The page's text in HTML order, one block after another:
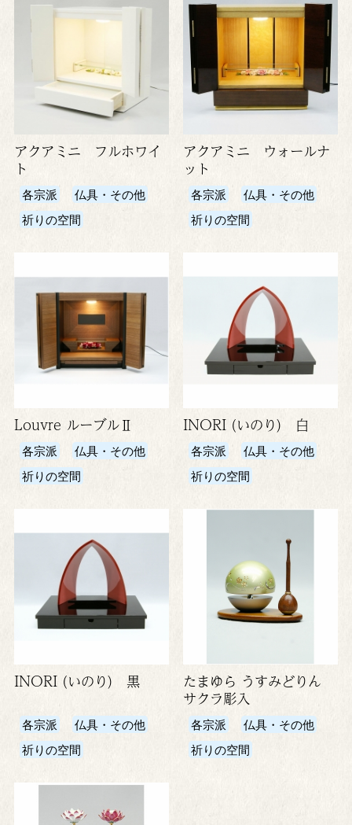
アクアミニ フルホワイ
ト
各宗派
仏具・その他
祈りの空間
アクアミニ ウォールナ
ット
各宗派
仏具・その他
祈りの空間
Louvre ルーブルⅡ
各宗派
仏具・その他
祈りの空間
INORI (いのり) 白
各宗派
仏具・その他
祈りの空間
INORI (いのり) 黒
各宗派
仏具・その他
祈りの空間
たまゆら うすみどりん
サクラ彫入
各宗派
仏具・その他
祈りの空間